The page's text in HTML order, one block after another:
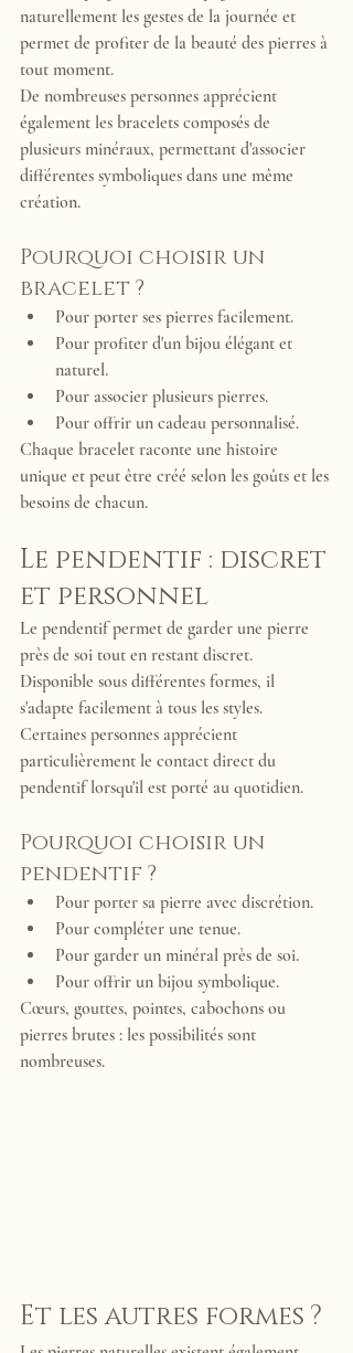
naturellement les gestes de la journée et
permet de profiter de la beauté des pierres à
tout moment.
De nombreuses personnes apprécient
également les bracelets composés de
plusieurs minéraux, permettant d'associer
différentes symboliques dans une même
création.
Pourquoi choisir un
bracelet ?
Pour porter ses pierres facilement.
Pour profiter d'un bijou élégant et
naturel.
Pour associer plusieurs pierres.
Pour offrir un cadeau personnalisé.
Chaque bracelet raconte une histoire
unique et peut être créé selon les goûts et les
besoins de chacun.
Le pendentif : discret
et personnel
Le pendentif permet de garder une pierre
près de soi tout en restant discret.
Disponible sous différentes formes, il
s'adapte facilement à tous les styles.
Certaines personnes apprécient
particulièrement le contact direct du
pendentif lorsqu'il est porté au quotidien.
Pourquoi choisir un
pendentif ?
Pour porter sa pierre avec discrétion.
Pour compléter une tenue.
Pour garder un minéral près de soi.
Pour offrir un bijou symbolique.
Cœurs, gouttes, pointes, cabochons ou
pierres brutes : les possibilités sont
nombreuses.
Et les autres formes ?